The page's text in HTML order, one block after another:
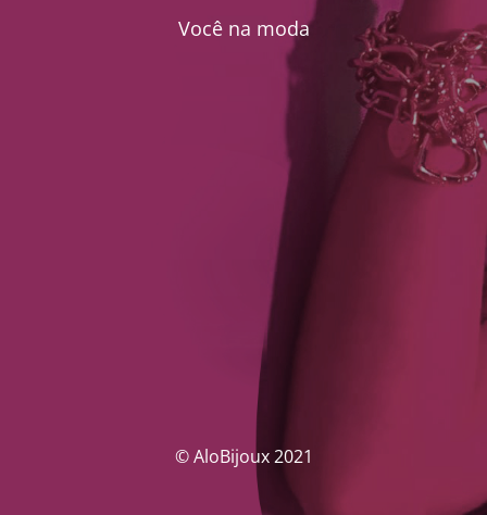
Você na moda
© AloBijoux 2021